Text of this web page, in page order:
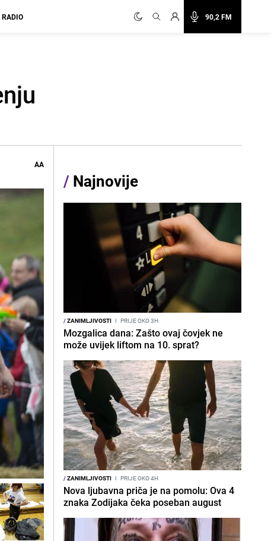
90,2 FM
RADIO
AA
/ Najnovije
/ZANIMLJIVOSTI I PRIJE OKO 3H
Mozgalica dana: Zašto ovaj čovjek ne
može uvijek liftom na 10. sprat?
/ZANIMLJIVOSTI I PRIJE OKO 4H
Nova ljubavna priča je na pomolu: Ova 4
znaka Zodijaka čeka poseban august